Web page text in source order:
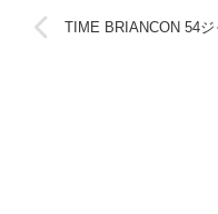
TIME BRIANCON 54